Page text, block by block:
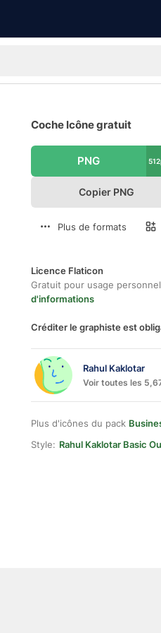
Coche Icône gratuit
PNG
Copier PNG
Plus de formats
Licence Flaticon
Gratuit pour usage
d'informations
Créditer le graphiste est
Rahul Kaklotar
Voir toutes les
Plus d'icônes du pack
Style: Rahul Kaklotar Basic